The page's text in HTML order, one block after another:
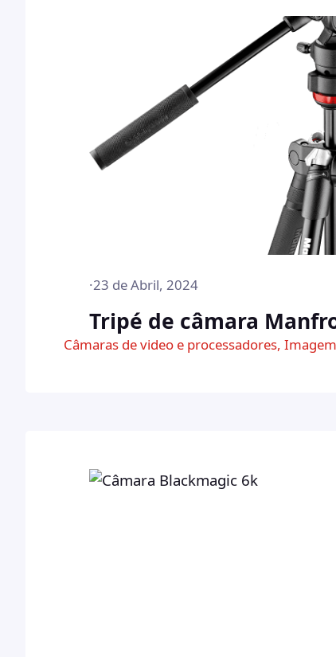
·23 de Abril, 2024
Tripé de câmara
Câmaras de video e processadores, Imagem